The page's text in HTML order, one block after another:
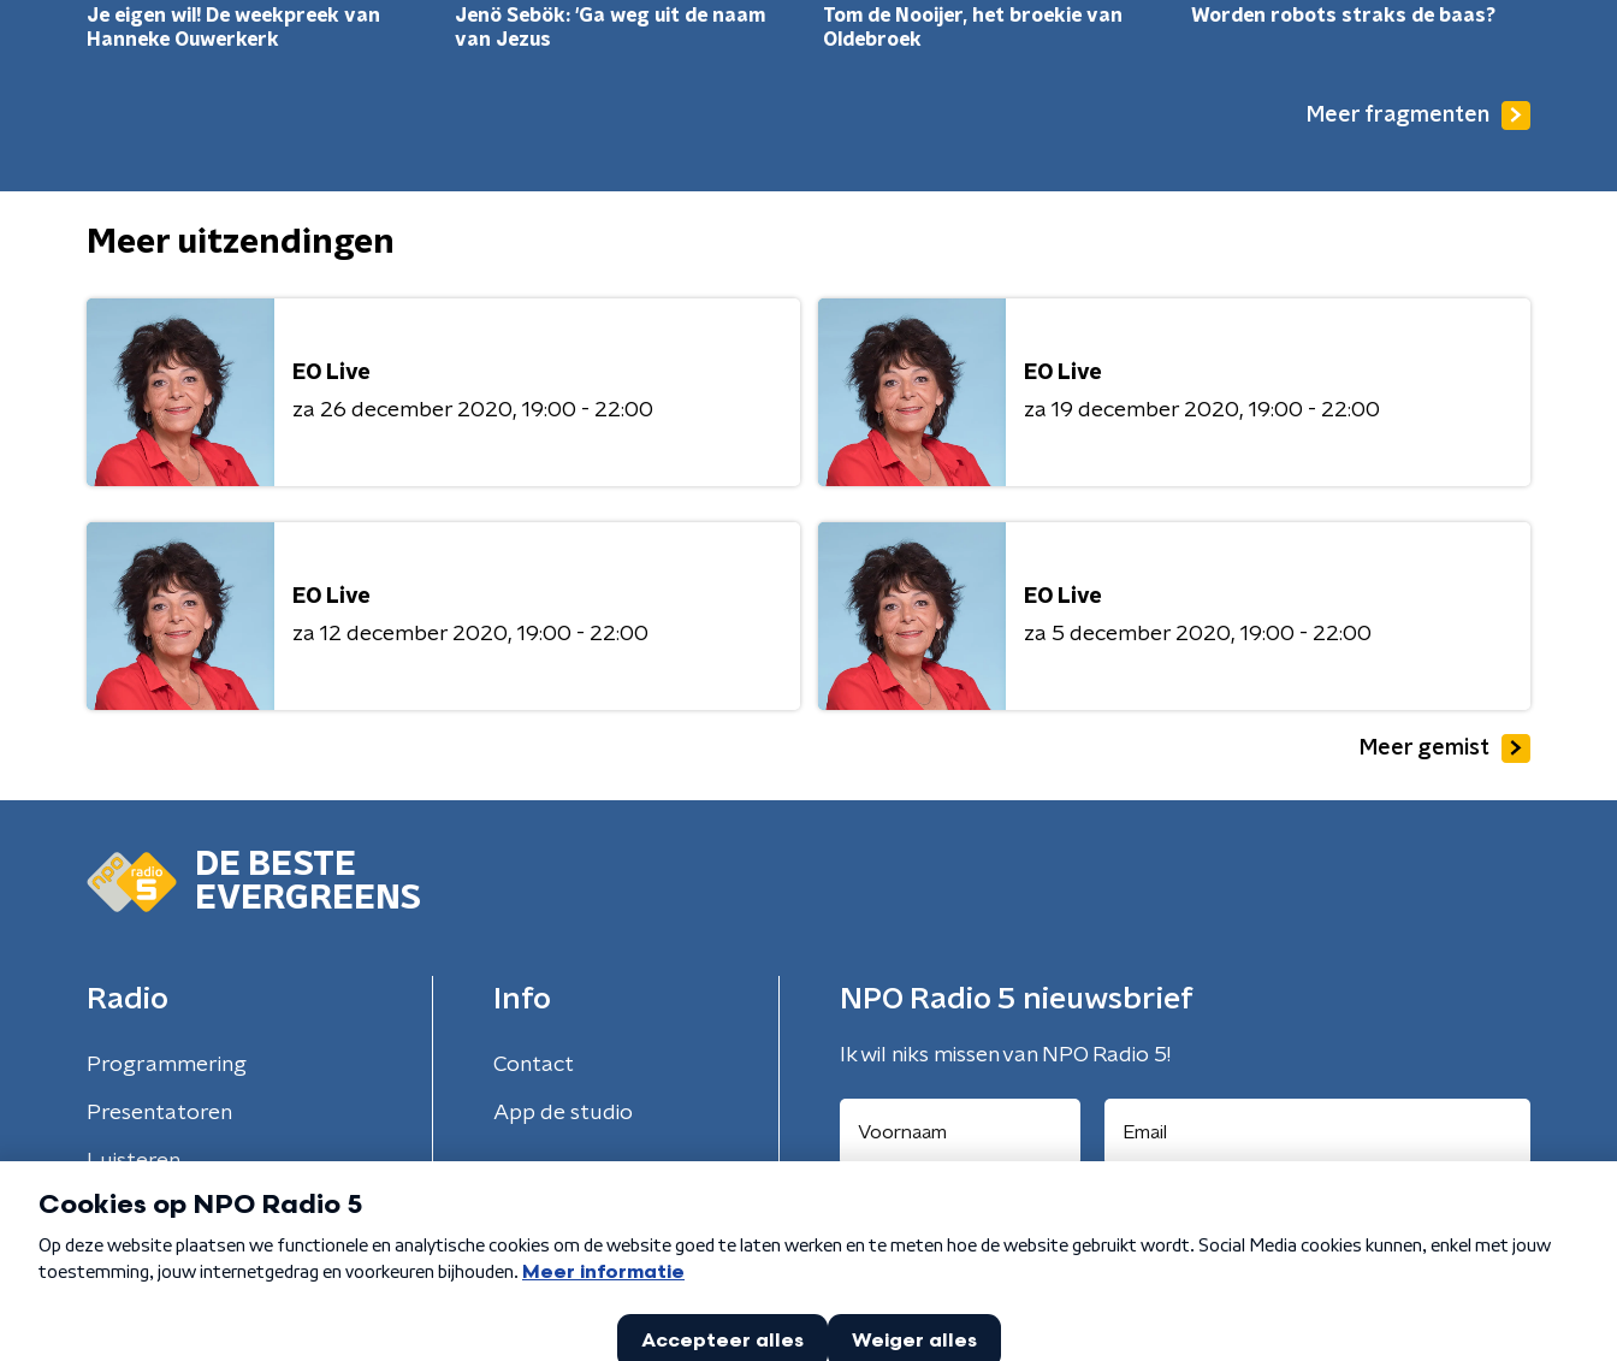
Je eigen wil! De weekpreek van
Hanneke Ouwerkerk
Jenö Sebök: 'Ga weg uit de naam
van Jezus
Tom de Nooijer, het broekie van
Oldebroek
Worden robots straks de baas?
Meer fragmenten
Meer uitzendingen
EO Live
za 26 december 2020 19:00 - 22:00
EO Live
za 19 december 2020 19:00 - 22:00
EO Live
za 12 december 2020 19:00 - 22:00
EO Live
za 5 december 2020 19:00 - 22:00
Meer gemist
DE BESTE
EVERGREENS
Radio
Programmering
Presentatoren
Luisteren
Info
Contact
App de studio
NPO Radio 5 nieuwsbrief
Ik wil niks missen van NPO Radio 5!
Algemene voorwaarden Privacybeleid